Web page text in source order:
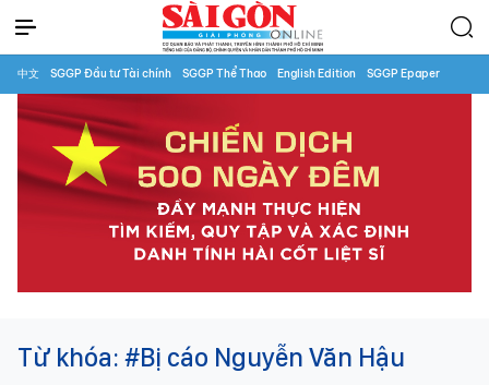
中文 SGGP Đầu tư Tài chính SGGP Thể Thao English Edition SGGP Epaper
Từ khóa: #Bị cáo Nguyễn Văn Hậu